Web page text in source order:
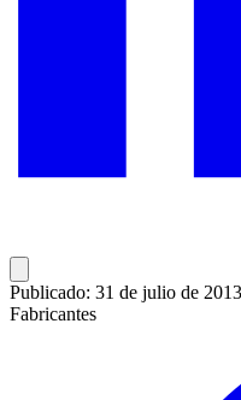
Publicado: 31 de julio de 2013
Fabricantes